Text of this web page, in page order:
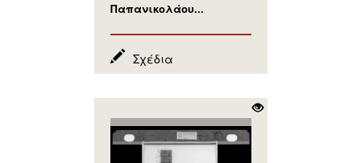
Παπανικολάου...
Σχέδια